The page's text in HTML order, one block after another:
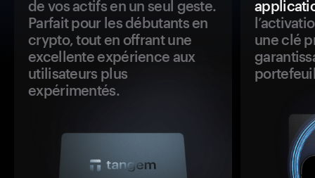
de vos actifs en un seul geste.
Parfait pour les débutants en
crypto, tout en offrant une
excellente expérience aux
utilisateurs plus
expérimentés.
une clé